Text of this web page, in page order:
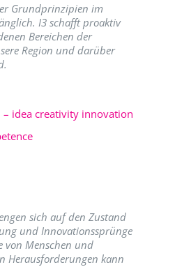
Grundprinzipien im
I3 schafft proaktiv
Bereichen der
Region und darüber
– idea creativity innovation
sich auf den Zustand
und Innovationssprünge
von Menschen und
Herausforderungen kann